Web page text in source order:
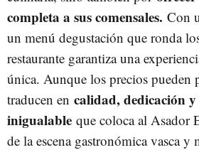
completa a sus comensales. Con
un menú degustación que ronda
restaurante garantiza una
única. Aunque los precios pueden
traducen en calidad, dedicación
inigualable que coloca al Asador
de la escena gastronómica vasca y